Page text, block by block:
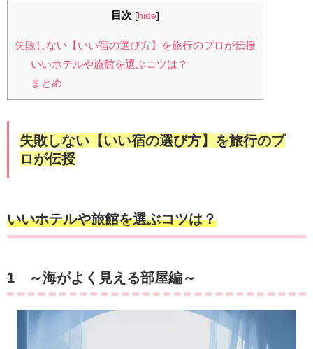
目次 [hide]
失敗しない【いい宿の選び方】を旅行のプロが伝授
いいホテルや旅館を選ぶコツは？
まとめ
失敗しない【いい宿の選び方】を旅行のプ
ロが伝授
いいホテルや旅館を選ぶコツは？
1 ～海がよく見える部屋編～